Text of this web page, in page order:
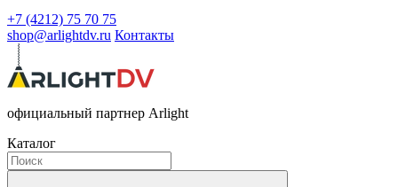
+7 (4212) 75 70 75
shop@arlightdv.ru Контакты
официальный партнер Arlight
Каталог